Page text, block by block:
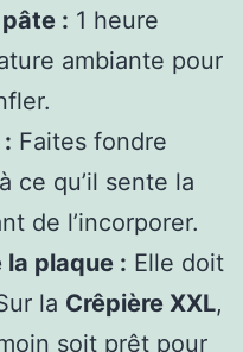
: 1 heure
ambiante pour
Faites fondre
ce qu’il sente la
de l’incorporer.
plaque : Elle doit
la Crêpière XXL,
soit prêt pour